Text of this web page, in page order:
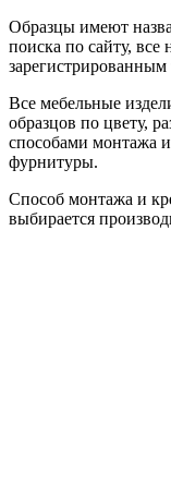
Образцы имеют
поиска по сайту, все
Все мебельные
образцов по цвету,
способами монтажа
фурнитуры.
Способ монтажа и
выбирается